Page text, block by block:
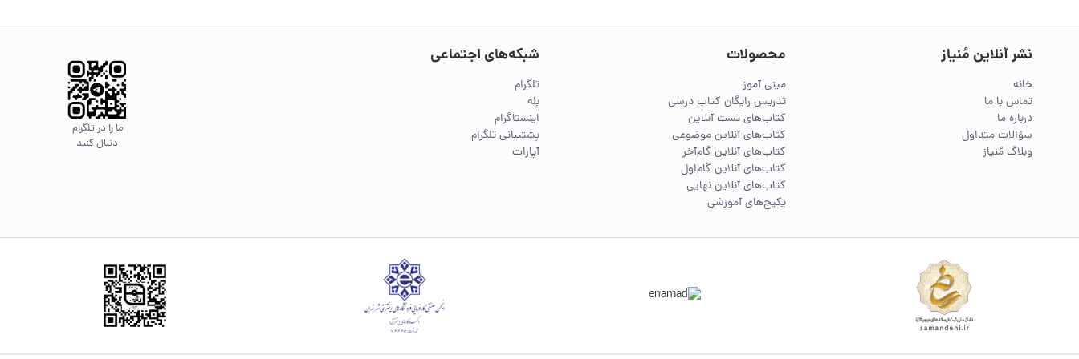
نشر آنلاین مُنیاز
خانه
تماس با ما
درباره ما
سؤالات متداول
وبلاگ مُنیاز
محصولات
مینی آموز
تدریس رایگان کتاب درسی
کتاب‌های تست آنلاین
کتاب‌های آنلاین موضوعی
کتاب‌های آنلاین گام‌آخر
کتاب‌های آنلاین گام‌اول
کتاب‌های آنلاین نهایی
پکیج‌های آموزشی
شبکه‌های اجتماعی
تلگرام
بله
اینستاگرام
پشتیبانی تلگرام
آپارات
ما را در تلگرام
دنبال کنید